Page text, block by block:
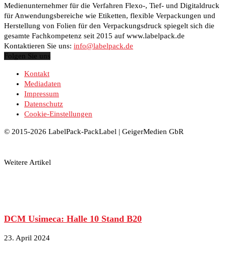
Medienunternehmer für die Verfahren Flexo-, Tief- und Digitaldruck
für Anwendungsbereiche wie Etiketten, flexible Verpackungen und
Herstellung von Folien für den Verpackungsdruck spiegelt sich die
gesamte Fachkompetenz seit 2015 auf www.labelpack.de
Kontaktieren Sie uns: info@labelpack.de
Folgen Sie uns
Kontakt
Mediadaten
Impressum
Datenschutz
Cookie-Einstellungen
© 2015-2026 LabelPack-PackLabel | GeigerMedien GbR
Weitere Artikel
DCM Usimeca: Halle 10 Stand B20
23. April 2024